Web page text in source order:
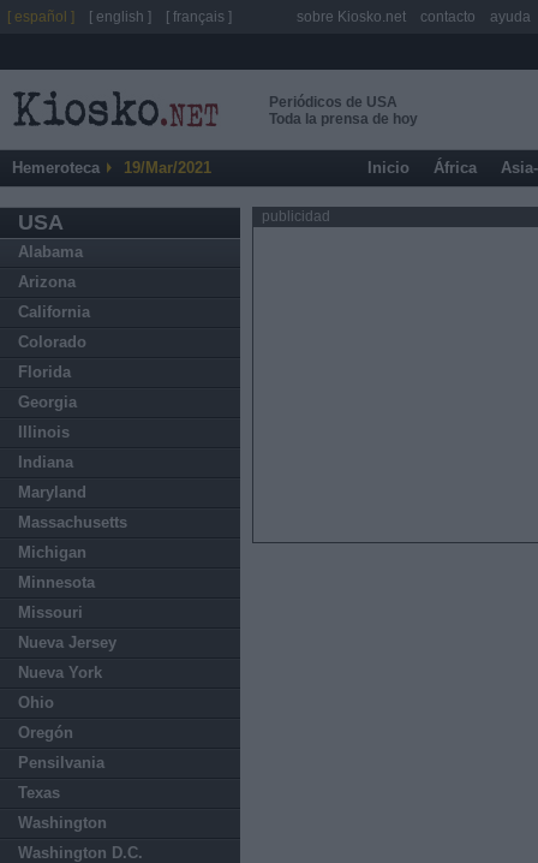
Periódicos de USA
Toda la prensa de hoy
Hemeroteca 19/Mar/2021 Inicio África
USA
Alabama
Arizona
California
Colorado
Florida
Georgia
Illinois
Indiana
Maryland
Massachusetts
Michigan
Minnesota
Missouri
Nueva Jersey
Nueva York
Ohio
Oregón
Pensilvania
Texas
Washington
Washington D.C.
publicidad
[ español ] [ english ] [ français ] sobre Kiosko.net contacto ayuda